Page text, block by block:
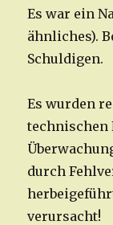
Es war ein
ähnliches).
Schuldigen.
Es wurden
technischen
durch
verursacht!